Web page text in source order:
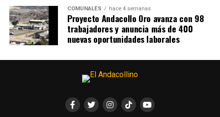
COMUNALES hace 4 semanas
Proyecto Andacollo Oro avanza con 98
trabajadores y anuncia más de 400
nuevas oportunidades laborales